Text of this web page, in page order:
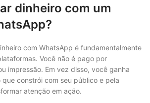
dinheiro com um
com WhatsApp é fundamentalmente
Você não é pago por
impressão. Em vez disso, você ganha
constrói com seu público e pela
atenção em ação.